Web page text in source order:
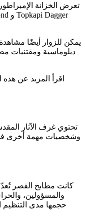
تعرض الخزانة
يمكن للزوار أيضًا
دبلوماسية ومقتنيات
اقرأ المزيد عن
تحتوي غرف الآثار
وشخصيات مهمة أخرى
كانت مطابخ القصر تُعدّ
والمسؤولين،
حجمها مدى التنظيم